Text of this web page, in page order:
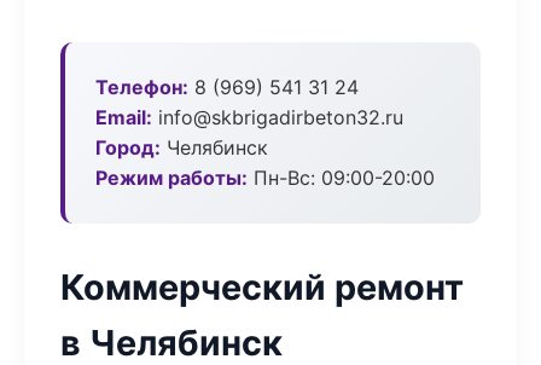
Телефон: 8 (969) 541 31 24
Email: info@skbrigadirbeton32.ru
Город: Челябинск
Режим работы: Пн-Вс: 09:00-20:00
Коммерческий ремонт
в Челябинск